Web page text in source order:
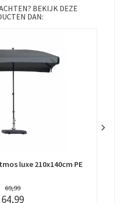
BEKIJK DEZE
DAN:
luxe 210x140cm PE
69,99
64,99